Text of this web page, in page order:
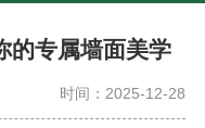
的专属墙面美学
时间：2025-12-28